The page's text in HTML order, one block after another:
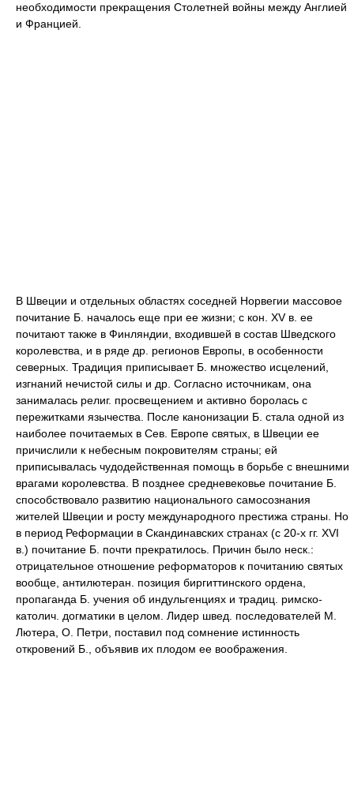
необходимости прекращения Столетней войны между Англией
и Францией.
В Швеции и отдельных областях соседней Норвегии массовое
почитание Б. началось еще при ее жизни; с кон. XV в. ее
почитают также в Финляндии, входившей в состав Шведского
королевства, и в ряде др. регионов Европы, в особенности
северных. Традиция приписывает Б. множество исцелений,
изгнаний нечистой силы и др. Согласно источникам, она
занималась религ. просвещением и активно боролась с
пережитками язычества. После канонизации Б. стала одной из
наиболее почитаемых в Сев. Европе святых, в Швеции ее
причислили к небесным покровителям страны; ей
приписывалась чудодейственная помощь в борьбе с внешними
врагами королевства. В позднее средневековье почитание Б.
способствовало развитию национального самосознания
жителей Швеции и росту международного престижа страны. Но
в период Реформации в Скандинавских странах (с 20-х гг. XVI
в.) почитание Б. почти прекратилось. Причин было неск.:
отрицательное отношение реформаторов к почитанию святых
вообще, антилютеран. позиция биргиттинского ордена,
пропаганда Б. учения об индульгенциях и традиц. римско-
католич. догматики в целом. Лидер швед. последователей М.
Лютера, О. Петри, поставил под сомнение истинность
откровений Б., объявив их плодом ее воображения.